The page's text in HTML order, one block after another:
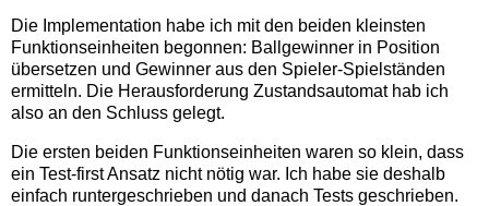
Die Implementation habe ich mit den beiden kleinsten
Funktionseinheiten begonnen: Ballgewinner in Position
übersetzen und Gewinner aus den Spieler-Spielständen
ermitteln. Die Herausforderung Zustandsautomat hab ich
also an den Schluss gelegt.
Die ersten beiden Funktionseinheiten waren so klein, dass
ein Test-first Ansatz nicht nötig war. Ich habe sie deshalb
einfach runtergeschrieben und danach Tests geschrieben.